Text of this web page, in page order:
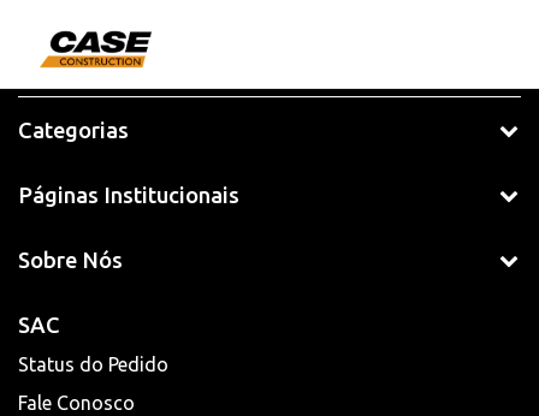
Categorias
Páginas Institucionais
Sobre Nós
SAC
Status do Pedido
Fale Conosco